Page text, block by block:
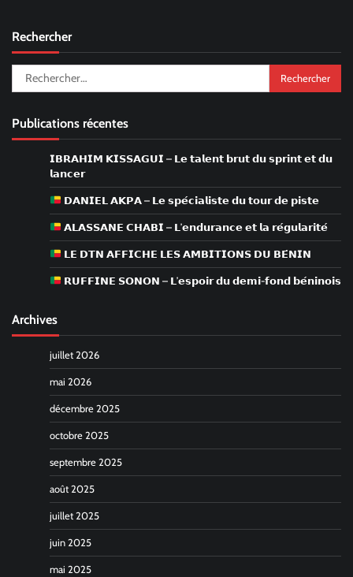
Rechercher
Rechercher :
Publications récentes
𝗜𝗕𝗥𝗔𝗛𝗜𝗠 𝗞𝗜𝗦𝗦𝗔𝗚𝗨𝗜 – 𝗟𝗲 𝘁𝗮𝗹𝗲𝗻𝘁 𝗯𝗿𝘂𝘁 𝗱𝘂 𝘀𝗽𝗿𝗶𝗻𝘁 𝗲𝘁 𝗱𝘂
𝗹𝗮𝗻𝗰𝗲𝗿
𝗗𝗔𝗡𝗜𝗘𝗟 𝗔𝗞𝗣𝗔 – 𝗟𝗲 𝘀𝗽𝗲́𝗰𝗶𝗮𝗹𝗶𝘀𝘁𝗲 𝗱𝘂 𝘁𝗼𝘂𝗿 𝗱𝗲 𝗽𝗶𝘀𝘁𝗲
𝗔𝗟𝗔𝗦𝗦𝗔𝗡𝗘 𝗖𝗛𝗔𝗕𝗜 – 𝗟’𝗲𝗻𝗱𝘂𝗿𝗮𝗻𝗰𝗲 𝗲𝘁 𝗹𝗮 𝗿𝗲́𝗴𝘂𝗹𝗮𝗿𝗶𝘁𝗲́
𝗟𝗘 𝗗𝗧𝗡 𝗔𝗙𝗙𝗜𝗖𝗛𝗘 𝗟𝗘𝗦 𝗔𝗠𝗕𝗜𝗧𝗜𝗢𝗡𝗦 𝗗𝗨 𝗕𝗘́𝗡𝗜𝗡
𝗥𝗨𝗙𝗙𝗜𝗡𝗘 𝗦𝗢𝗡𝗢𝗡 – 𝗟’𝗲𝘀𝗽𝗼𝗶𝗿 𝗱𝘂 𝗱𝗲𝗺𝗶-𝗳𝗼𝗻𝗱 𝗯𝗲́𝗻𝗶𝗻𝗼𝗶𝘀
Archives
juillet 2026
mai 2026
décembre 2025
octobre 2025
septembre 2025
août 2025
juillet 2025
juin 2025
mai 2025